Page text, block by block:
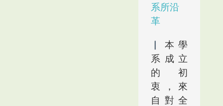
系所沿
革
▏
本學
系成立
的初
衷，來
自對全